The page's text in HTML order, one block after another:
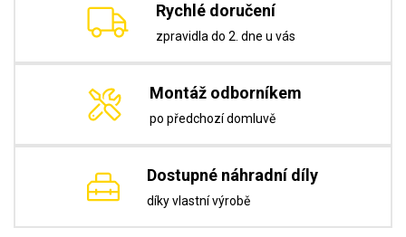
Rychlé doručení
zpravidla do 2. dne u vás
Montáž odborníkem
po předchozí domluvě
Dostupné náhradní díly
díky vlastní výrobě